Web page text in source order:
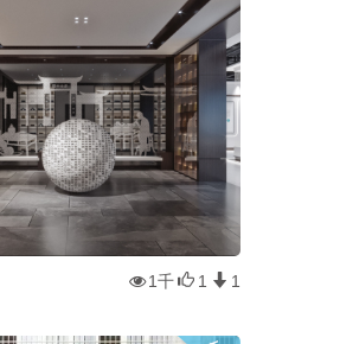
1千 1 1